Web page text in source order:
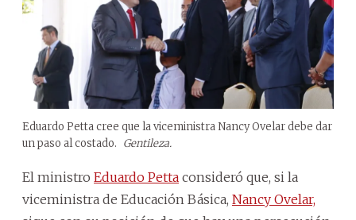
Eduardo Petta cree que la viceministra Nancy Ovelar debe dar
un paso al costado. Gentileza.
El ministro Eduardo Petta consideró que, si la
viceministra de Educación Básica, Nancy Ovelar,